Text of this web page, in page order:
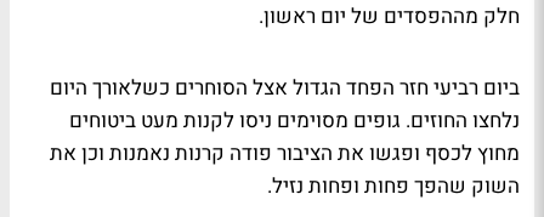
חלק מההפסדים של יום ראשון.
ביום רביעי חזר הפחד הגדול אצל הסוחרים כשלאורך היום
נלחצו החוזים. גופים מסוימים ניסו לקנות מעט ביטוחים
מחוץ לכסף ופגשו את הציבור פודה קרנות נאמנות וכן את
השוק שהפך פחות ופחות נזיל.